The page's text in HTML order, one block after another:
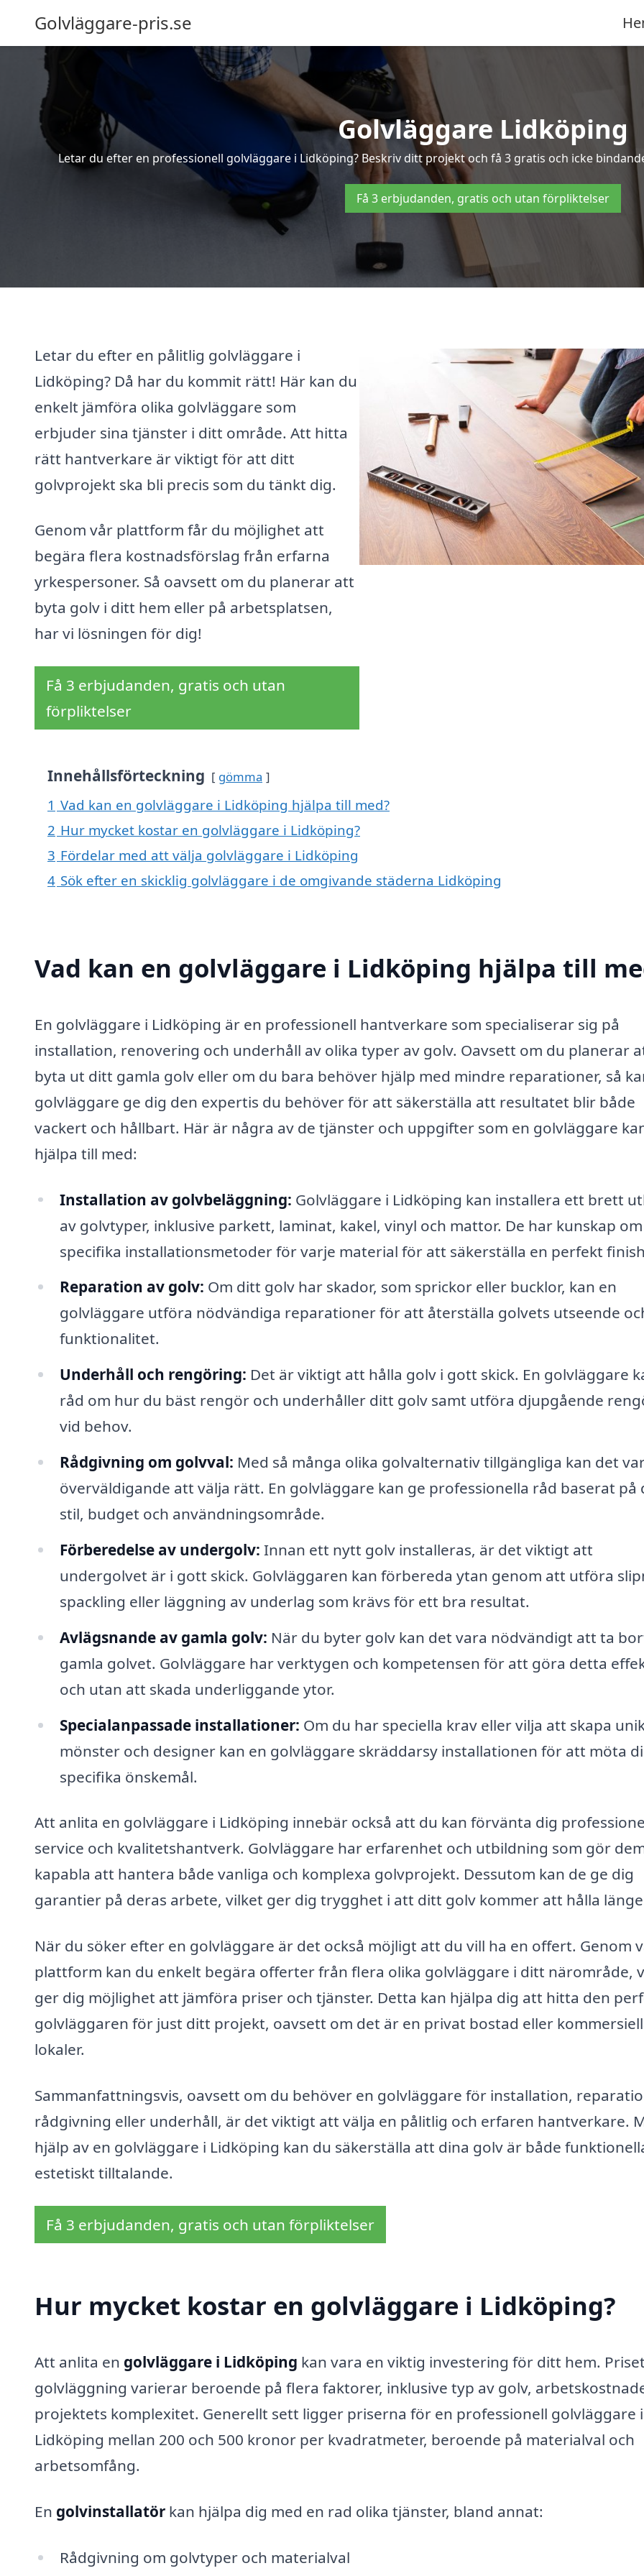
Golvläggare-pris.se
Golvläggare Lidköping
Letar du efter en professionell golvläggare i Lidköping? Beskriv ditt projekt och få 3 gratis och icke
Få 3 erbjudanden, gratis och utan förpliktelser
Letar du efter en pålitlig golvläggare i
Lidköping? Då har du kommit rätt! Här kan du
enkelt jämföra olika golvläggare som
erbjuder sina tjänster i ditt område. Att hitta
rätt hantverkare är viktigt för att ditt
golvprojekt ska bli precis som du tänkt dig.
Genom vår plattform får du möjlighet att
begära flera kostnadsförslag från erfarna
yrkespersoner. Så oavsett om du planerar att
byta golv i ditt hem eller på arbetsplatsen,
har vi lösningen för dig!
Få 3 erbjudanden, gratis och utan
förpliktelser
Innehållsförteckning gömma
1 Vad kan en golvläggare i Lidköping hjälpa till med?
2 Hur mycket kostar en golvläggare i Lidköping?
3 Fördelar med att välja golvläggare i Lidköping
4 Sök efter en skicklig golvläggare i de omgivande städerna Lidköping
Vad kan en golvläggare i Lidköping hjälpa till
En golvläggare i Lidköping är en professionell hantverkare som specialiserar sig på
installation, renovering och underhåll av olika typer av golv. Oavsett om du planerar
byta ut ditt gamla golv eller om du bara behöver hjälp med mindre reparationer, så
golvläggare ge dig den expertis du behöver för att säkerställa att resultatet blir både
vackert och hållbart. Här är några av de tjänster och uppgifter som en golvläggare
hjälpa till med:
Installation av golvbeläggning: Golvläggare i Lidköping kan installera ett brett
av golvtyper, inklusive parkett, laminat, kakel, vinyl och mattor. De har kunskap om
specifika installationsmetoder för varje material för att säkerställa en perfekt
Reparation av golv: Om ditt golv har skador, som sprickor eller bucklor, kan en
golvläggare utföra nödvändiga reparationer för att återställa golvets utseende
funktionalitet.
Underhåll och rengöring: Det är viktigt att hålla golv i gott skick. En golvläggare
råd om hur du bäst rengör och underhåller ditt golv samt utföra djupgående
vid behov.
Rådgivning om golvval: Med så många olika golvalternativ tillgängliga kan det
överväldigande att välja rätt. En golvläggare kan ge professionella råd baserat på
stil, budget och användningsområde.
Förberedelse av undergolv: Innan ett nytt golv installeras, är det viktigt att
undergolvet är i gott skick. Golvläggaren kan förbereda ytan genom att utföra
spackling eller läggning av underlag som krävs för ett bra resultat.
Avlägsnande av gamla golv: När du byter golv kan det vara nödvändigt att ta
gamla golvet. Golvläggare har verktygen och kompetensen för att göra detta
och utan att skada underliggande ytor.
Specialanpassade installationer: Om du har speciella krav eller vilja att skapa
mönster och designer kan en golvläggare skräddarsy installationen för att möta
specifika önskemål.
Att anlita en golvläggare i Lidköping innebär också att du kan förvänta dig
service och kvalitetshantverk. Golvläggare har erfarenhet och utbildning som gör
kapabla att hantera både vanliga och komplexa golvprojekt. Dessutom kan de ge dig
garantier på deras arbete, vilket ger dig trygghet i att ditt golv kommer att hålla
När du söker efter en golvläggare är det också möjligt att du vill ha en offert. Genom
plattform kan du enkelt begära offerter från flera olika golvläggare i ditt närområde,
ger dig möjlighet att jämföra priser och tjänster. Detta kan hjälpa dig att hitta den
golvläggaren för just ditt projekt, oavsett om det är en privat bostad eller
lokaler.
Sammanfattningsvis, oavsett om du behöver en golvläggare för installation,
rådgivning eller underhåll, är det viktigt att välja en pålitlig och erfaren hantverkare.
hjälp av en golvläggare i Lidköping kan du säkerställa att dina golv är både
estetiskt tilltalande.
Få 3 erbjudanden, gratis och utan förpliktelser
Hur mycket kostar en golvläggare i Lidköping?
Att anlita en golvläggare i Lidköping kan vara en viktig investering för ditt hem.
golvläggning varierar beroende på flera faktorer, inklusive typ av golv,
projektets komplexitet. Generellt sett ligger priserna för en professionell golvläggare i
Lidköping mellan 200 och 500 kronor per kvadratmeter, beroende på materialval och
arbetsomfång.
En golvinstallatör kan hjälpa dig med en rad olika tjänster, bland annat:
Rådgivning om golvtyper och materialval